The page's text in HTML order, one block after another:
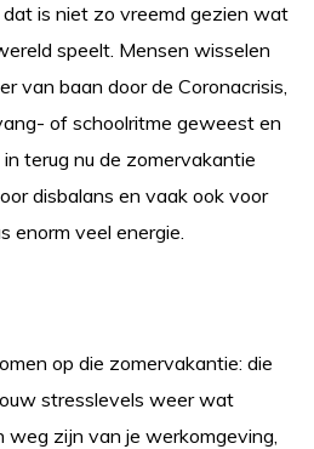
dat is niet zo vreemd gezien wat
speelt. Mensen wisselen
van baan door de Coronacrisis,
of schoolritme geweest en
terug nu de zomervakantie
disbalans en vaak ook voor
enorm veel energie.
op die zomervakantie: die
stresslevels weer wat
weg zijn van je werkomgeving,